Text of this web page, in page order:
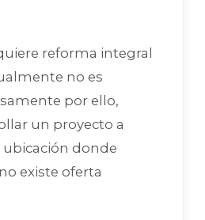
reforma integral
no es
por ello,
un proyecto a
donde
existe oferta